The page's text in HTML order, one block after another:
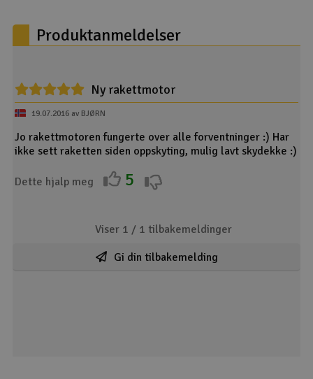
Produktanmeldelser
Ny rakettmotor
19.07.2016 av BJØRN
Jo rakettmotoren fungerte over alle forventninger :) Har
ikke sett raketten siden oppskyting, mulig lavt skydekke :)
Dette hjalp meg 5
Viser 1 / 1 tilbakemeldinger
Gi din tilbakemelding